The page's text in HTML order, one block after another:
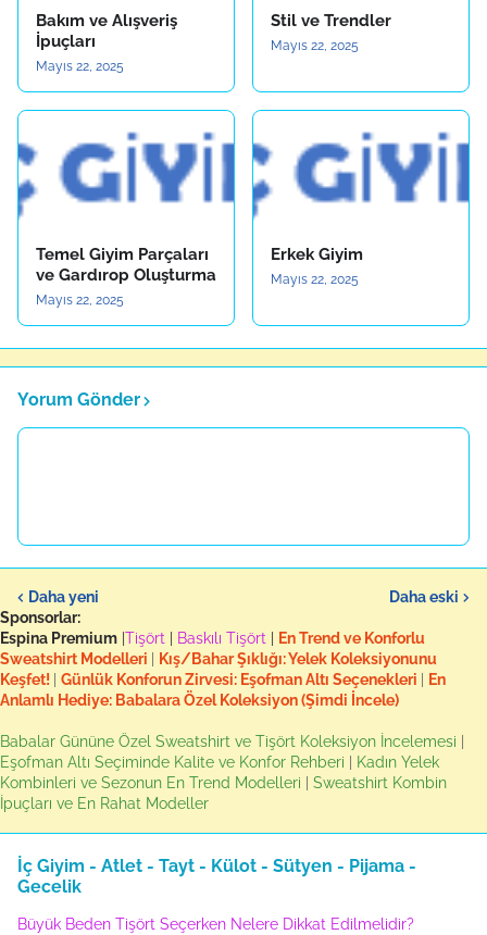
Bakım ve Alışveriş
İpuçları
Mayıs 22, 2025
Stil ve Trendler
Mayıs 22, 2025
Temel Giyim Parçaları
ve Gardırop Oluşturma
Mayıs 22, 2025
Erkek Giyim
Mayıs 22, 2025
Yorum Gönder
Daha yeni
Daha eski
Sponsorlar:
Espina Premium Tişört Baskılı Tişört
En Trend ve Konforlu
Sweatshirt Modelleri
Kış/Bahar Şıklığı: Yelek Koleksiyonunu
Keşfet!
Günlük Konforun Zirvesi: Eşofman Altı Seçenekleri
En
Anlamlı Hediye: Babalara Özel Koleksiyon (Şimdi İncele)
Babalar Gününe Özel Sweatshirt ve Tişört Koleksiyon İncelemesi
Eşofman Altı Seçiminde Kalite ve Konfor Rehberi
Kadın Yelek
Kombinleri ve Sezonun En Trend Modelleri
Sweatshirt Kombin
İpuçları ve En Rahat Modeller
İç Giyim - Atlet - Tayt - Külot - Sütyen - Pijama -
Gecelik
Büyük Beden Tişört Seçerken Nelere Dikkat Edilmelidir?